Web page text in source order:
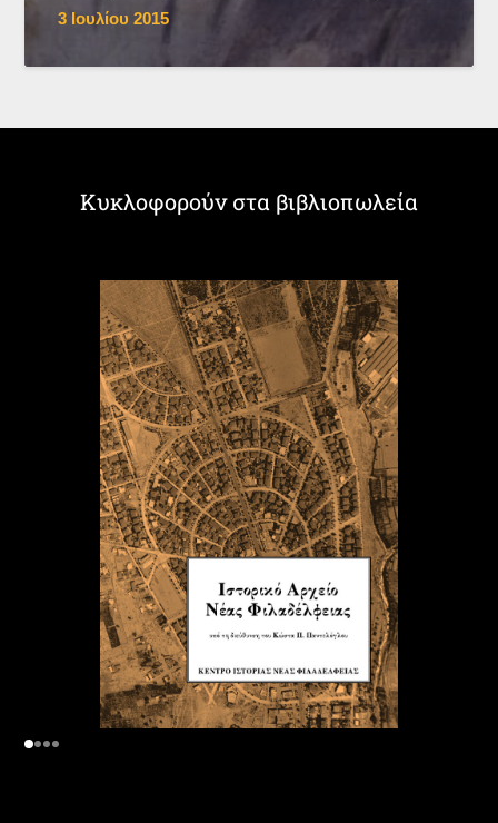
3 Ιουλίου 2015
Κυκλοφορούν στα βιβλιοπωλεία